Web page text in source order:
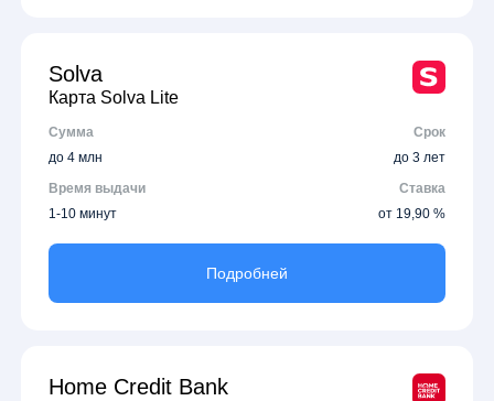
Solva
Карта Solva Lite
Сумма
Срок
до 4 млн
до 3 лет
Время выдачи
Ставка
1-10 минут
от 19,90 %
Подробней
Home Credit Bank